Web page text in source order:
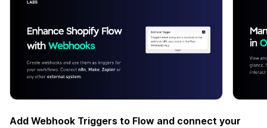
Add Webhook Triggers to Flow and connect your